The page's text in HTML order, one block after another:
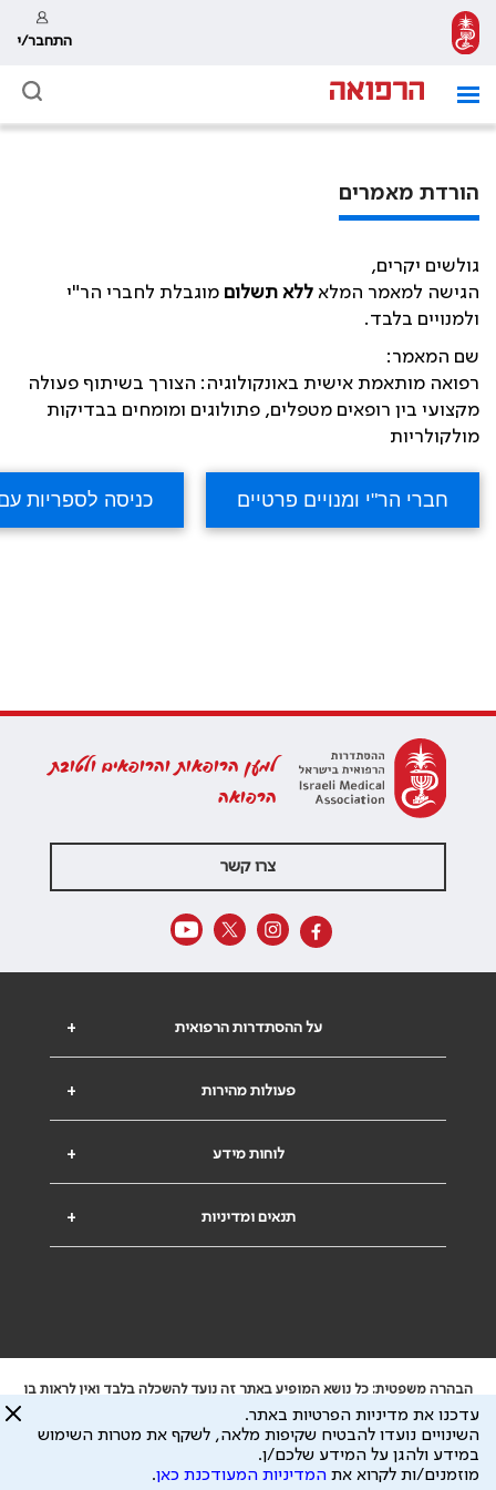
התחבר/י
הורדת מאמרים
גולשים יקרים,
הגישה למאמר המלא ללא תשלום מוגבלת לחברי הר"י
ולמנויים בלבד.
שם המאמר:
רפואה מותאמת אישית באונקולוגיה: הצורך בשיתוף פעולה
מקצועי בין רופאים מטפלים, פתולוגים ומומחים בבדיקות
מולקולריות
למען הרופאות והרופאים ולטובת
הרפואה
צרו קשר
+ על ההסתדרות הרפואית
+ פעולות מהירות
+ לוחות מידע
+ תנאים ומדיניות
הבהרה משפטית: כל נושא המופיע באתר זה נועד להשכלה בלבד ואין לראות בו
ייעוץ רפואי או משפטי. אין הר"י אחראית לתוכן המתפרסם באתר זה ולכל נזק
שעלול להיגרם.
ידוע לי שהר"י אוספת ושומרת מידע אישי לצורך מתן השרות וכי חלק ממנו עשוי
להיות מועבר לצדדים שלישיים, הכל בכפוף למדיניות הפרטיות
עדכנו את מדיניות הפרטיות באתר.
השינויים נועדו להבטיח שקיפות מלאה, לשקף את מטרות השימוש
במידע ולהגן על המידע שלכם/ן.
מוזמנים/ות לקרוא את המדיניות המעודכנת כאן.